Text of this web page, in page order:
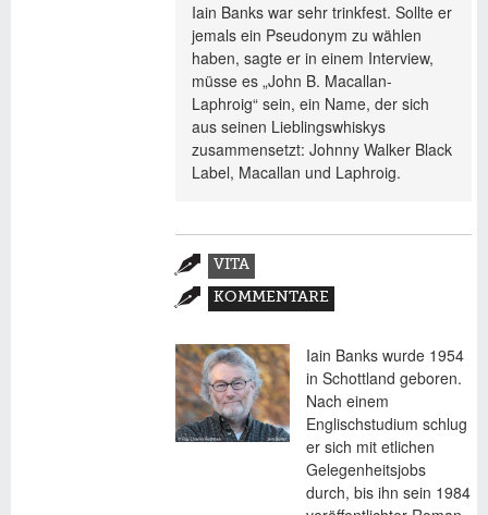
Iain Banks war sehr trinkfest. Sollte er
jemals ein Pseudonym zu wählen
haben, sagte er in einem Interview,
müsse es „John B. Macallan-
Laphroig“ sein, ein Name, der sich
aus seinen Lieblingswhiskys
zusammensetzt: Johnny Walker Black
Label, Macallan und Laphroig.
Zusatzmaterial
VITA
(AKTIVER
REITER)
KOMMENTARE
Iain Banks wurde 1954
in Schottland geboren.
Nach einem
Englischstudium schlug
er sich mit etlichen
Gelegenheitsjobs
durch, bis ihn sein 1984